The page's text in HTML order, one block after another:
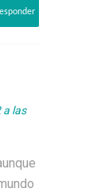
a las